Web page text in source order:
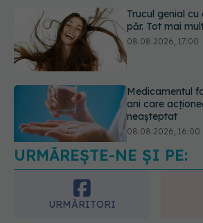
Medicamentul
ani care
neașteptat
Transpirații
care poate
serioase de
URMĂREȘTE-NE ȘI PE:
URMĂRITORI
365